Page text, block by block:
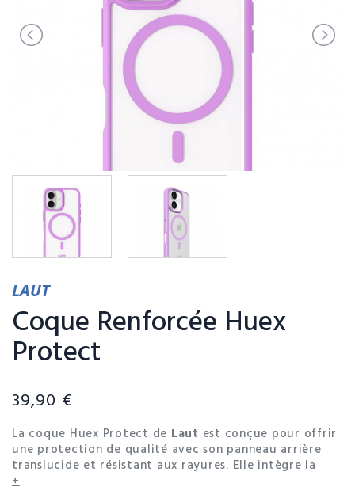
LAUT
Coque Renforcée Huex
Protect
39,90 €
La coque Huex Protect de Laut est conçue pour offrir
une protection de qualité avec son panneau arrière
translucide et résistant aux rayures. Elle intègre la
technologie IMPKT Cell™, garantissant une protection
+